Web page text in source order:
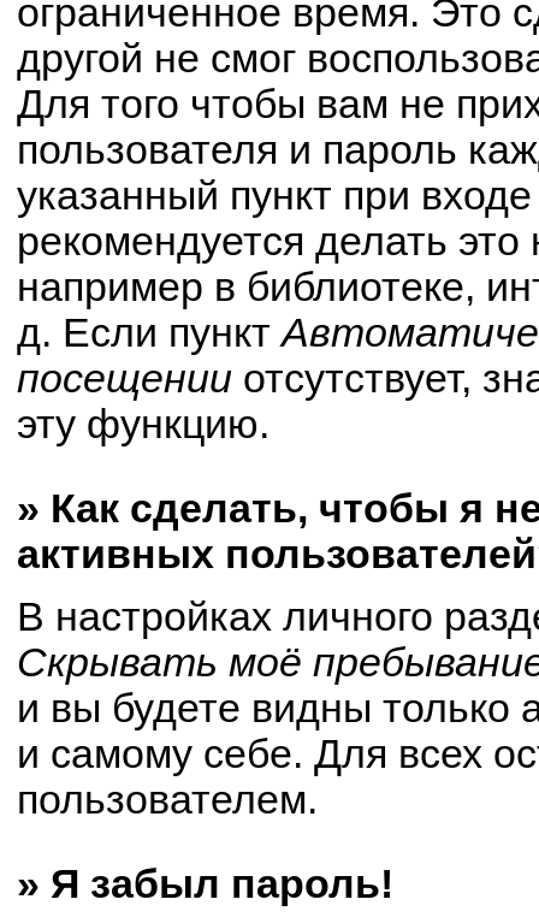
ограниченное время. Это
другой не смог
Для того чтобы вам не
пользователя и пароль
указанный пункт при
рекомендуется делать
например в библиотеке,
д. Если пункт
посещении отсутствует,
эту функцию.
» Как сделать, чтобы я
активных
В настройках личного
Скрывать моё
и вы будете видны только
и самому себе. Для всех
пользователем.
» Я забыл пароль!